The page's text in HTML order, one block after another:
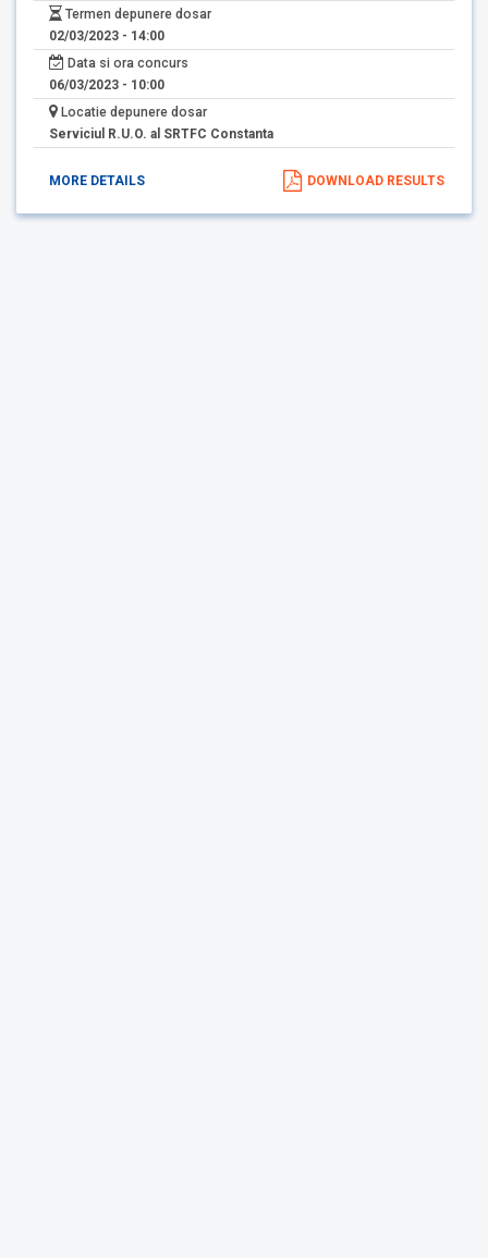
Termen depunere dosar
02/03/2023 - 14:00
Data si ora concurs
06/03/2023 - 10:00
Locatie depunere dosar
Serviciul R.U.O. al SRTFC Constanta
MORE DETAILS DOWNLOAD RESULTS